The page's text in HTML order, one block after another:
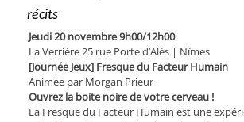
récits
Jeudi 20 novembre 9h00/12h00
La Verrière 25 rue Porte d’Alès | Nîmes
[Journée Jeux] Fresque du Facteur Humain
Animée par Morgan Prieur
Ouvrez la boite noire de votre cerveau !
La Fresque du Facteur Humain est une